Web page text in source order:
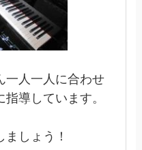
一人一人に合わせ
導しています。
しょう！